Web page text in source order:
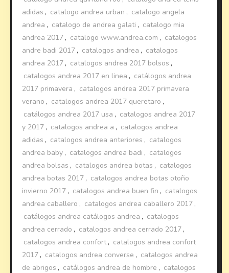
adidas , catalogo andrea urban , catalogo angela
andrea , catalogo de andrea galati , catalogo mia
andrea 2017 , catalogo www.andrea.com , catalogos
andre badi 2017 , catalogos andrea , catalogos
andrea 2017 , catalogos andrea 2017 bolsos ,
catalogos andrea 2017 en linea , catálogos andrea
2017 primavera , catalogos andrea 2017 primavera
verano , catalogos andrea 2017 queretaro ,
catálogos andrea 2017 usa , catalogos andrea 2017
y 2017 , catalogos andrea a , catalogos andrea
adidas , catalogos andrea anteriores , catalogos
andrea baby , catalogos andrea badi , catalogos
andrea bolsas , catalogos andrea botas , catalogos
andrea botas 2017 , catalogos andrea botas otoño
invierno 2017 , catalogos andrea buen fin , catalogos
andrea caballero , catalogos andrea caballero 2017 ,
catálogos andrea catálogos andrea , catalogos
andrea cerrado , catalogos andrea cerrado 2017 ,
catalogos andrea confort, catalogos andrea confort
2017 , catalogos andrea converse , catalogos andrea
de abrigos , catálogos andrea de hombre , catalogos